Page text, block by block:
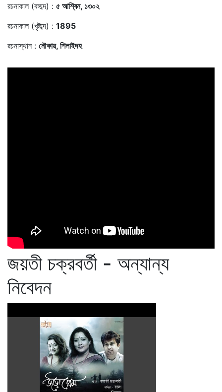
রচনাকাল (বঙ্গাব্দ) : ৫ আশ্বিন, ১৩০২
রচনাকাল (খৃষ্টাব্দ) : 1895
রচনাস্থান : নৌকায়, শিলাইদহ
জয়তী চক্রবর্তী - অন্যান্য
নিবেদন